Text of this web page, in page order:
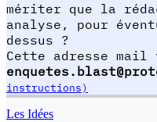
mériter que la
analyse, pour
dessus ?
Cette adresse
instructions)
Les Idées